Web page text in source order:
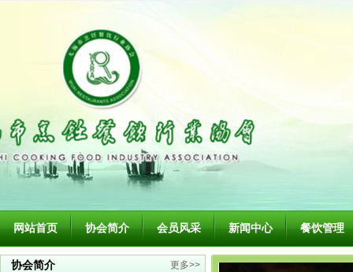
网站首页 协会简介 会员风采 新闻中心 餐饮管理
协会简介
更多>>